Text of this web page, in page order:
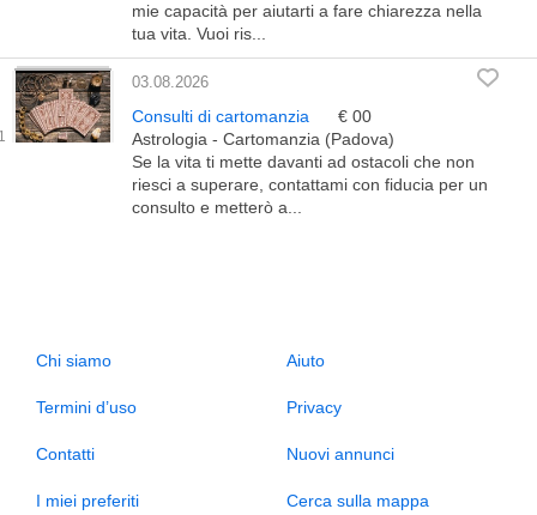
mie capacità per aiutarti a fare chiarezza nella
tua vita. Vuoi ris...
03.08.2026
Consulti di cartomanzia
€ 00
Astrologia - Cartomanzia (Padova)
Se la vita ti mette davanti ad ostacoli che non
riesci a superare, contattami con fiducia per un
consulto e metterò a...
Chi siamo Aiuto
Termini d’uso Privacy
Contatti Nuovi annunci
I miei preferiti Cerca sulla mappa